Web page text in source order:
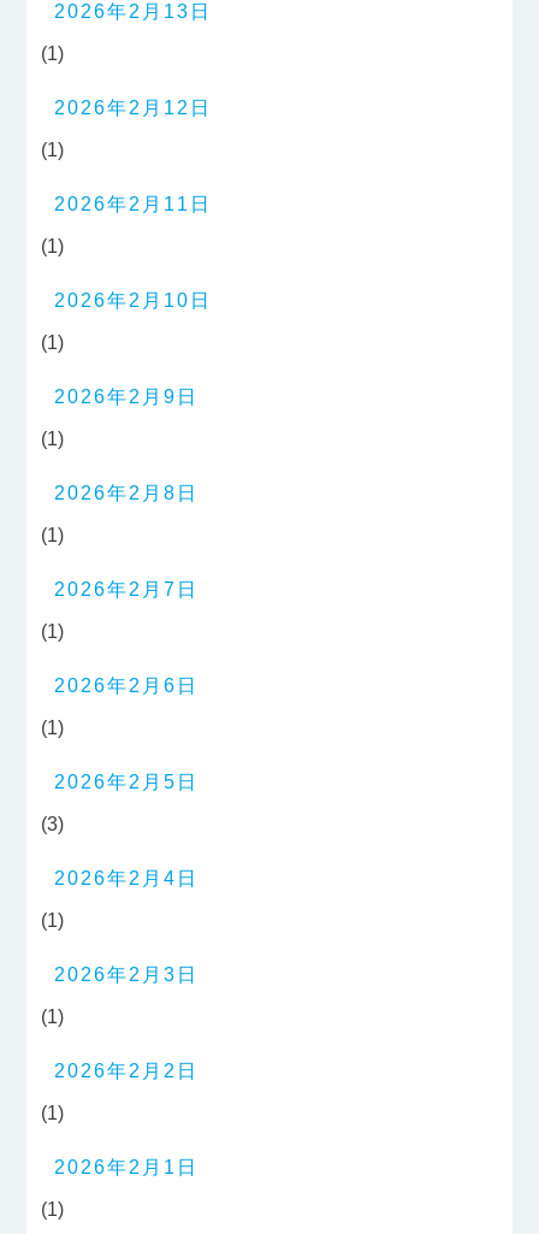
2026年2月13日
(1)
2026年2月12日
(1)
2026年2月11日
(1)
2026年2月10日
(1)
2026年2月9日
(1)
2026年2月8日
(1)
2026年2月7日
(1)
2026年2月6日
(1)
2026年2月5日
(3)
2026年2月4日
(1)
2026年2月3日
(1)
2026年2月2日
(1)
2026年2月1日
(1)